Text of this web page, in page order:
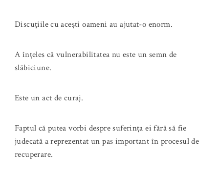
Discuțiile cu acești oameni au ajutat-o enorm.
A înțeles că vulnerabilitatea nu este un semn de
slăbiciune.
Este un act de curaj.
Faptul că putea vorbi despre suferința ei fără să fie
judecată a reprezentat un pas important în procesul de
recuperare.